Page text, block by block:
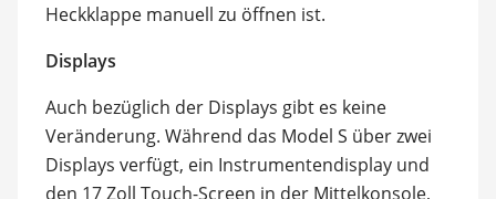
Heckklappe manuell zu öffnen ist.
Displays
Auch bezüglich der Displays gibt es keine
Veränderung. Während das Model S über zwei
Displays verfügt, ein Instrumentendisplay und
den 17 Zoll Touch-Screen in der Mittelkonsole,